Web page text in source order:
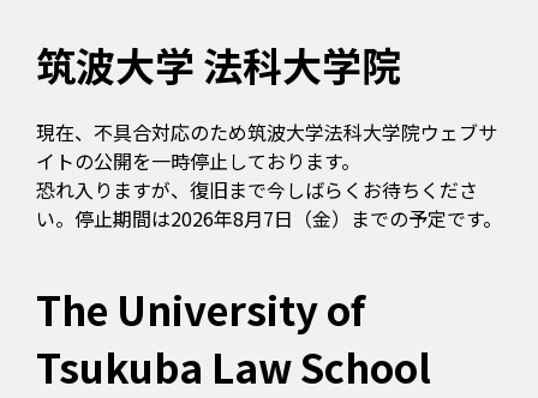
筑波大学 法科大学院
現在、不具合対応のため筑波大学法科大学院ウェブサ
イトの公開を一時停止しております。
恐れ入りますが、復旧まで今しばらくお待ちくださ
い。停止期間は2026年8月7日（金）までの予定です。
The University of
Tsukuba Law School